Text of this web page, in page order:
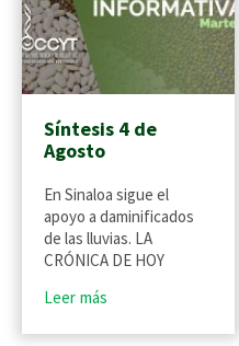
Síntesis 4 de
Agosto
En Sinaloa sigue el
apoyo a daminificados
de las lluvias. LA
CRÓNICA DE HOY
Leer más